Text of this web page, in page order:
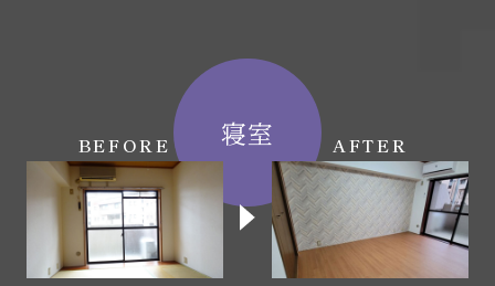
寝室
BEFORE AFTER